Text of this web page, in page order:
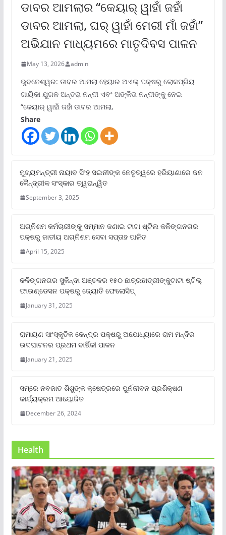
ଡାବର ଆମଲାର “କେୟାର୍ ୱାହାଁ ଜହାଁ
ଡାବର ଆମଲା, ଘର୍ ୱାହାଁ ମେରୀ ମାଁ ଜହାଁ”
ଅଭିଯାନ ମାଧ୍ୟମରେ ମାତୃଦିବସ ପାଳନ
May 13, 2026 admin
ଭୁବନେଶ୍ୱର: ଡାବର ଆମଲା ହେୟାର ଅଏଲ୍ ପକ୍ଷରୁ ଲୋକପ୍ରିୟ
ଗାୟିକା ଯୁଗଳ ଅନ୍ତରା ନନ୍ଦୀ ଏବଂ ଅଙ୍କିତା ନନ୍ଦୀଙ୍କୁ ନେଇ
“କେୟାର୍ ୱାହାଁ ଜହାଁ ଡାବର ଆମଲା,
Share
ମୁଖ୍ୟମନ୍ତ୍ରୀ ନାୟାବ ସିଂହ ସଇନୀଙ୍କ ନେତୃତ୍ୱରେ ହରିୟାଣାରେ ଜନ
କୈନ୍ଦ୍ରୀକ ସଂସ୍କାର ତ୍ୱରାନ୍ୱିତ
September 3, 2025
ଅଗ୍ନିଶମ କର୍ମଚାରୀଙ୍କୁ ସମ୍ମାନ ଜଣାଇ ଟାଟା ଷ୍ଟିଲ କଳିଙ୍ଗନଗର
ପକ୍ଷରୁ ଜାତୀୟ ଅଗ୍ନିଶମ ସେବା ସପ୍ତାହ ପାଳିତ
April 15, 2025
କଳିଙ୍ଗନଗର ସୁକିନ୍ଦା ଅଞ୍ଚଳର ୧୫୦ ଛାତ୍ରଛାତ୍ରୀଙ୍କୁଟାଟା ଷ୍ଟିଲ୍
ଫାଉଣ୍ଡେସନ ପକ୍ଷରୁ ଜ୍ୟୋତି ଫେଲୋସିପ୍‌
January 31, 2025
ରାମାୟଣ ସାଂସ୍କୃତିକ କେନ୍ଦ୍ର ପକ୍ଷରୁ ଅଯୋଧ୍ୟାରେ ରାମ ମନ୍ଦିର
ଉଦଘାଟନର ପ୍ରଥମ ବାର୍ଷିକୀ ପାଳନ
January 21, 2025
ସମ୍‌ରେ ନବଜାତ ଶିଶୁଙ୍କ କ୍ଷେତ୍ରରେ ପୁର୍ନଜୀବନ ପ୍ରଶିକ୍ଷଣ
କାର୍ଯ୍ୟକ୍ରମ ଆୟୋଜିତ
December 26, 2024
Health